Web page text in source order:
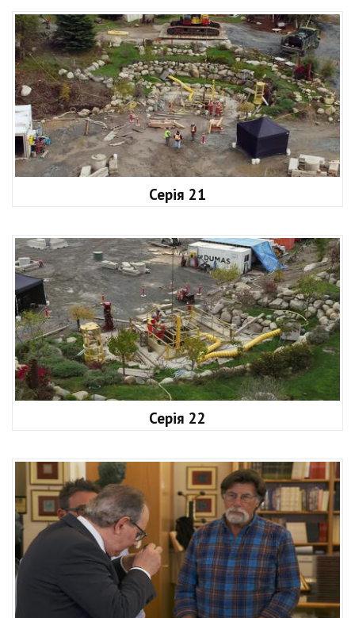
Серія 21
Серія 22